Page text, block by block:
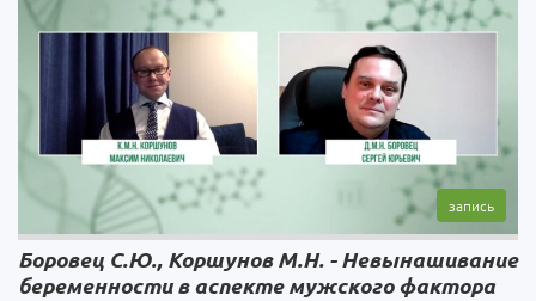
Боровец C.Ю., Коршунов М.Н. - Невынашивание
беременности в аспекте мужского фактора